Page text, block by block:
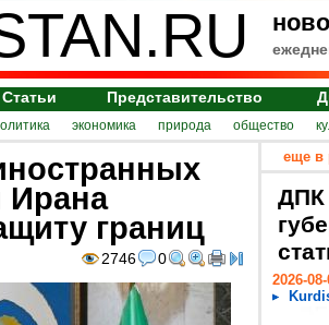
Статьи Представительство
экономика природа общество
Ирана
границ
2746 0
еще в
ДПК
2026-